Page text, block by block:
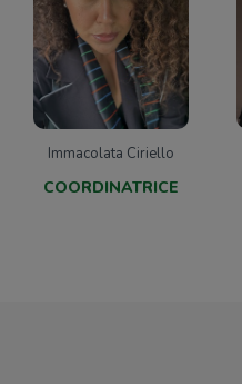
Immacolata Ciriello
COORDINATRICE